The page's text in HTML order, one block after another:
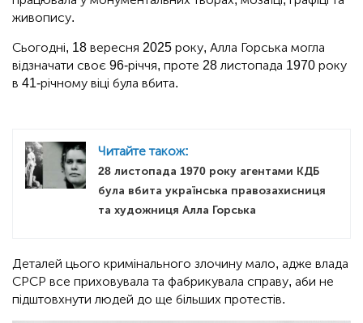
живопису.
Сьогодні, 18 вересня 2025 року, Алла Горська могла
відзначати своє 96-річчя, проте 28 листопада 1970 року
в 41-річному віці була вбита.
Читайте також:
28 листопада 1970 року агентами КДБ
була вбита українська правозахисниця
та художниця Алла Горська
Деталей цього кримінального злочину мало, адже влада
СРСР все приховувала та фабрикувала справу, аби не
підштовхнути людей до ще більших протестів.